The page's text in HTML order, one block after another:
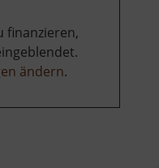
finanzieren,
ändern.